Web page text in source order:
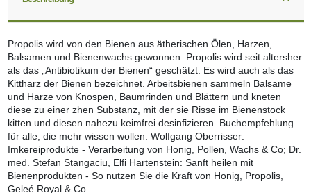
Propolis wird von den Bienen aus ätherischen Ölen, Harzen,
Balsamen und Bienenwachs gewonnen. Propolis wird seit altersher
als das „Antibiotikum der Bienen“ geschätzt. Es wird auch als das
Kittharz der Bienen bezeichnet. Arbeitsbienen sammeln Balsame
und Harze von Knospen, Baumrinden und Blättern und kneten
diese zu einer zhen Substanz, mit der sie Risse im Bienenstock
kitten und diesen nahezu keimfrei desinfizieren. Buchempfehlung
für alle, die mehr wissen wollen: Wolfgang Oberrisser:
Imkereiprodukte - Verarbeitung von Honig, Pollen, Wachs & Co; Dr.
med. Stefan Stangaciu, Elfi Hartenstein: Sanft heilen mit
Bienenprodukten - So nutzen Sie die Kraft von Honig, Propolis,
Geleé Royal & Co